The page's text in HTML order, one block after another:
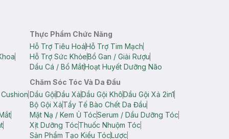
Thực Phẩm Chức Năng
Hỗ Trợ Tiêu HoáHỗ Trợ Tim Mạch
Hỗ Trợ Sức KhỏeBổ Gan / Giải Rượu
Dầu Cá / Bổ MắtHoạt Huyết Dưỡng Não
Chăm Sóc Tóc Và Da Đầu
Dầu GộiDầu XảDầu Gội KhôDầu Gội Xả 2in1
Bộ Gội XảTẩy Tế Bào Chết Da Đầu
Mặt Nạ / Kem Ủ TócSerum / Dầu Dưỡng Tóc
Xịt Dưỡng TócThuốc Nhuộm Tóc
Sản Phẩm Tạo Kiểu TócLược